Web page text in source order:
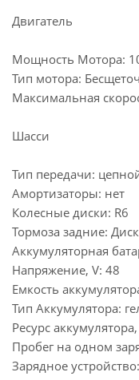
Двигатель
Мощность Мотора:
Тип мотора:
Максимальная
Шасси
Тип передачи:
Амортизаторы: нет
Колесные диски: R6
Тормоза задние:
Аккумуляторная
Напряжение, V: 48
Емкость
Тип Аккумулятора:
Ресурс
Пробег на одном
Зарядное